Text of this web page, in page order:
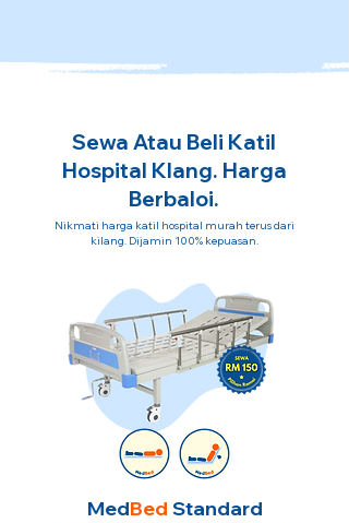
Sewa Atau Beli Katil
Hospital Klang. Harga
Berbaloi.
Nikmati harga katil hospital murah terus dari
kilang. Dijamin 100% kepuasan.
MedBed Standard